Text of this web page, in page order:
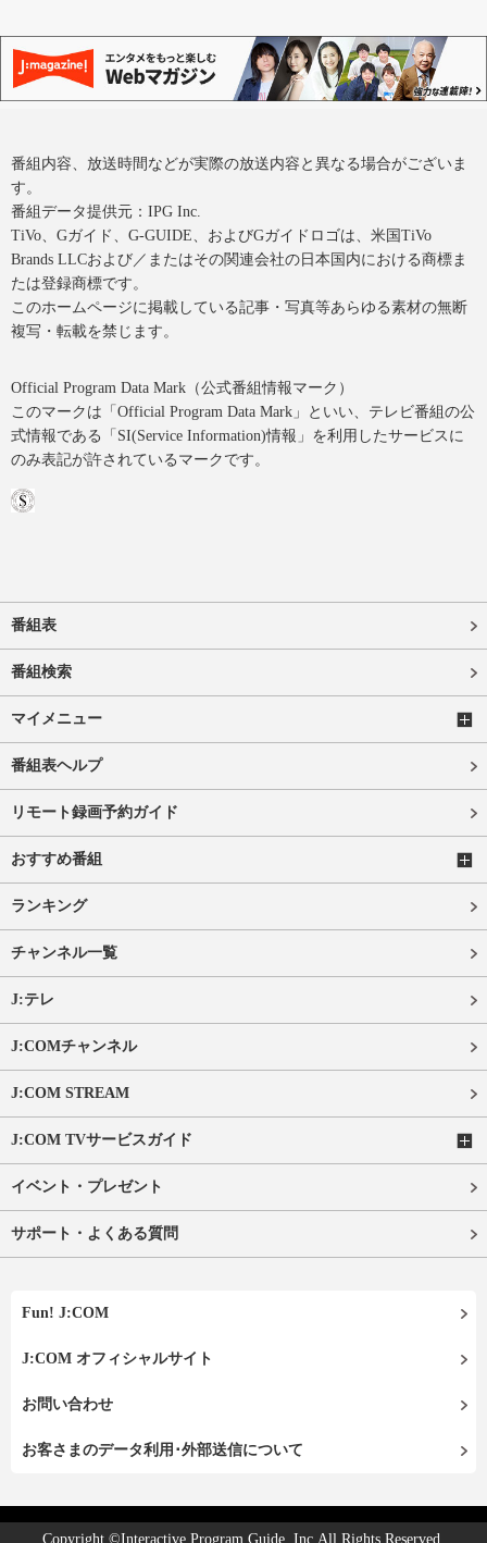
番組内容、放送時間などが実際の放送内容と異なる場合がございま
す。
番組データ提供元：IPG Inc.
TiVo、Gガイド、G-GUIDE、およびGガイドロゴは、米国TiVo
Brands LLCおよび／またはその関連会社の日本国内における商標ま
たは登録商標です。
このホームページに掲載している記事・写真等あらゆる素材の無断
複写・転載を禁じます。
Official Program Data Mark（公式番組情報マーク）
このマークは「Official Program Data Mark」といい、テレビ番組の公
式情報である「SI(Service Information)情報」を利用したサービスに
のみ表記が許されているマークです。
番組表
番組検索
マイメニュー
番組表ヘルプ
リモート録画予約ガイド
おすすめ番組
ランキング
チャンネル一覧
J:テレ
J:COMチャンネル
J:COM STREAM
J:COM TVサービスガイド
イベント・プレゼント
サポート・よくある質問
Fun! J:COM
J:COM オフィシャルサイト
お問い合わせ
お客さまのデータ利用･外部送信について
Copyright ©Interactive Program Guide, Inc.All Rights Reserved.